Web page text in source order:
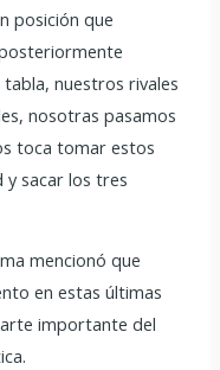
posición que
nuestros rivales
nosotras pasamos
toca tomar estos
y sacar los tres
mencionó que
en estas últimas
importante del